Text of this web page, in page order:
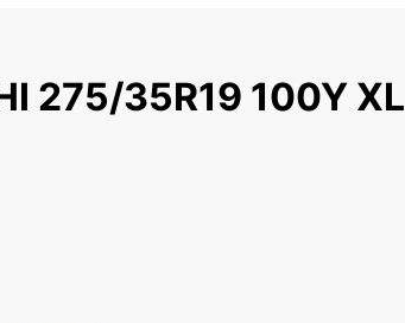
275/35R19 100Y XL